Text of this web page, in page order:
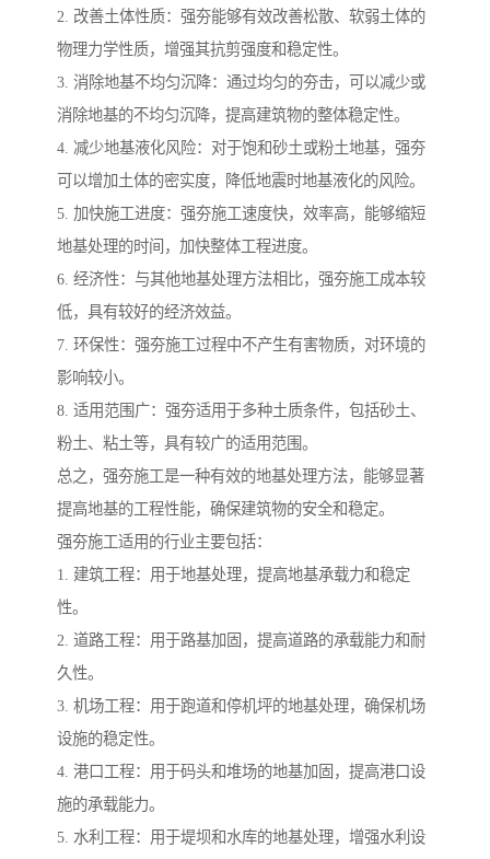
2. 改善土体性质：强夯能够有效改善松散、软弱土体的
物理力学性质，增强其抗剪强度和稳定性。
3. 消除地基不均匀沉降：通过均匀的夯击，可以减少或
消除地基的不均匀沉降，提高建筑物的整体稳定性。
4. 减少地基液化风险：对于饱和砂土或粉土地基，强夯
可以增加土体的密实度，降低地震时地基液化的风险。
5. 加快施工进度：强夯施工速度快，效率高，能够缩短
地基处理的时间，加快整体工程进度。
6. 经济性：与其他地基处理方法相比，强夯施工成本较
低，具有较好的经济效益。
7. 环保性：强夯施工过程中不产生有害物质，对环境的
影响较小。
8. 适用范围广：强夯适用于多种土质条件，包括砂土、
粉土、粘土等，具有较广的适用范围。
总之，强夯施工是一种有效的地基处理方法，能够显著
提高地基的工程性能，确保建筑物的安全和稳定。
强夯施工适用的行业主要包括：
1. 建筑工程：用于地基处理，提高地基承载力和稳定
性。
2. 道路工程：用于路基加固，提高道路的承载能力和耐
久性。
3. 机场工程：用于跑道和停机坪的地基处理，确保机场
设施的稳定性。
4. 港口工程：用于码头和堆场的地基加固，提高港口设
施的承载能力。
5. 水利工程：用于堤坝和水库的地基处理，增强水利设